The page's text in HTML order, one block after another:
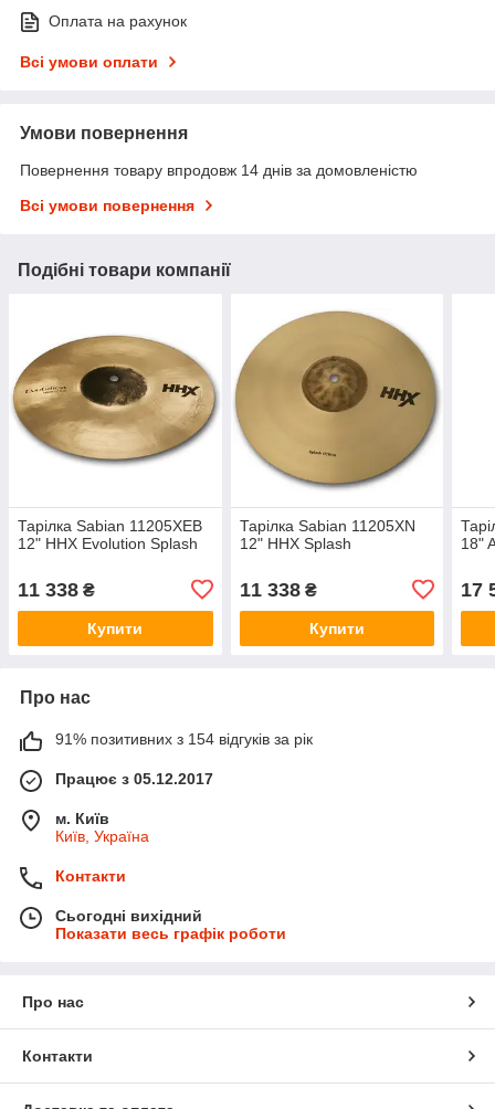
Оплата на рахунок
Всі умови оплати
Умови повернення
Повернення товару впродовж 14 днів за домовленістю
Всі умови повернення
Подібні товари компанії
Тарілка Sabian 11205XEB
12" HHX Evolution Splash
11 338 ₴
Купити
Тарілка Sabian 11205XN
12" HHX Splash
11 338₴
Купити
18"
17
Про нас
91% позитивних з 154 відгуків за рік
Працює з 05.12.2017
м. Київ
Київ, Україна
Контакти
Сьогодні вихідний
Показати весь графік роботи
Про нас
Контакти